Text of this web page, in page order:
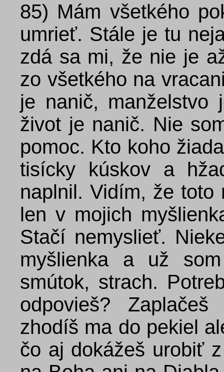
85) Mám všetkého
umrieť. Stále je tu
zdá sa mi, že nie je
zo všetkého na
je nanič, manželstvo
život je nanič. Nie
pomoc. Kto koho
tisícky kúskov a
naplnil. Vidím, že
len v mojich
Stačí nemyslieť.
myšlienka a už
smútok, strach.
odpovieš?
zhodíš ma do pekiel
čo aj dokážeš urobiť